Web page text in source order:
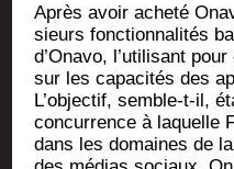
Après avoir ache­té
sieurs fonc­tion­na­li­tés
d’O­na­vo, l’u­ti­li­sant
sur les capa­ci­tés des
L’ob­jec­tif, semble-t-il,
concur­rence à laquelle
dans les domaines de